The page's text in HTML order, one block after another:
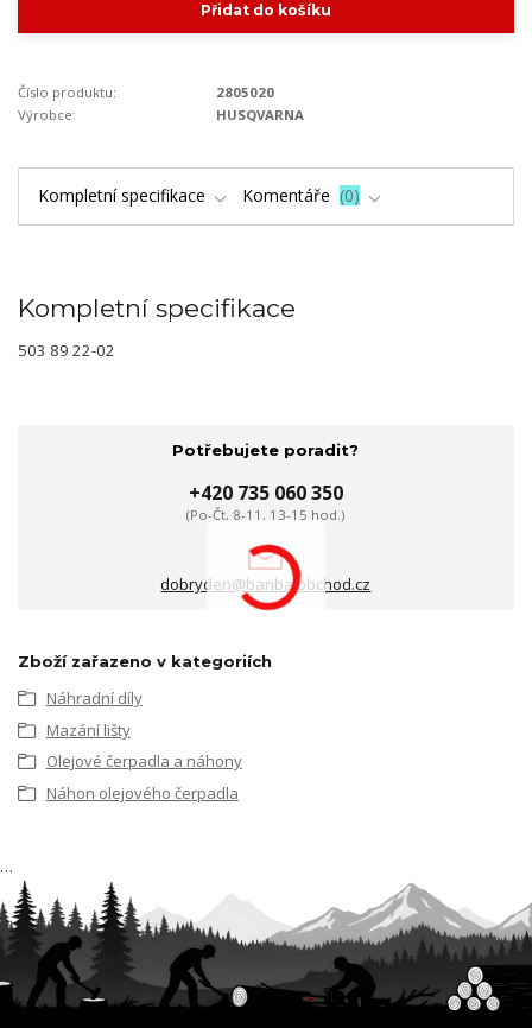
Přidat do košíku
Číslo produktu:
2805020
Výrobce:
HUSQVARNA
Kompletní specifikace Komentáře 0
Kompletní specifikace
503 89 22-02
Potřebujete poradit?
+420 735 060 350
(Po-Čt, 8-11, 13-15 hod.)
dobryden@baribalobchod.cz
Zboží zařazeno v kategoriích
Náhradní díly
Mazání lišty
Olejové čerpadla a náhony
Náhon olejového čerpadla
…